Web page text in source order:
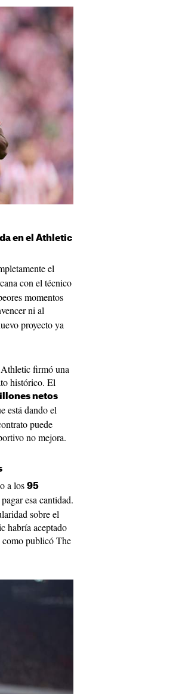
en el Athletic
el
con el técnico
momentos
ni al
proyecto ya
firmó una
histórico. El
netos
está dando el
puede
no mejora.
a los 95
esa cantidad.
sobre el
habría aceptado
publicó The